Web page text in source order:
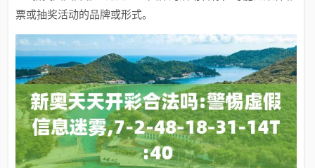
票或抽奖活动的品牌或形式。